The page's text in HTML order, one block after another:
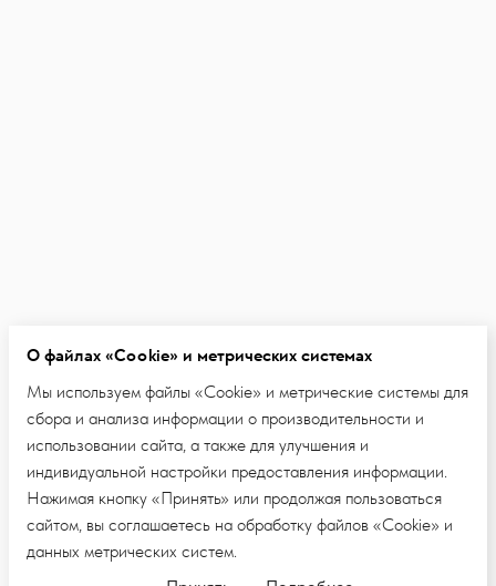
О файлах «Cookie» и метрических системах
Мы используем файлы «Cookie» и метрические системы для
сбора и анализа информации о производительности и
использовании сайта, а также для улучшения и
индивидуальной настройки предоставления информации.
Нажимая кнопку «Принять» или продолжая пользоваться
сайтом, вы соглашаетесь на обработку файлов «Cookie» и
данных метрических систем.